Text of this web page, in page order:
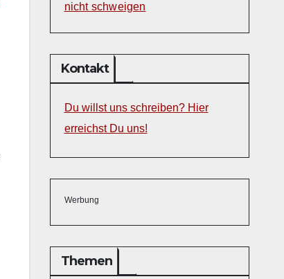
nicht schweigen
Kontakt
Du willst uns schreiben? Hier
erreichst Du uns!
Werbung
Themen